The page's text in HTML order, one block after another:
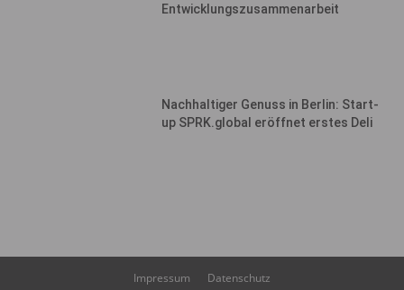
Entwicklungszusammenarbeit
Nachhaltiger Genuss in Berlin: Start-
up SPRK.global eröffnet erstes Deli
Impressum Datenschutz